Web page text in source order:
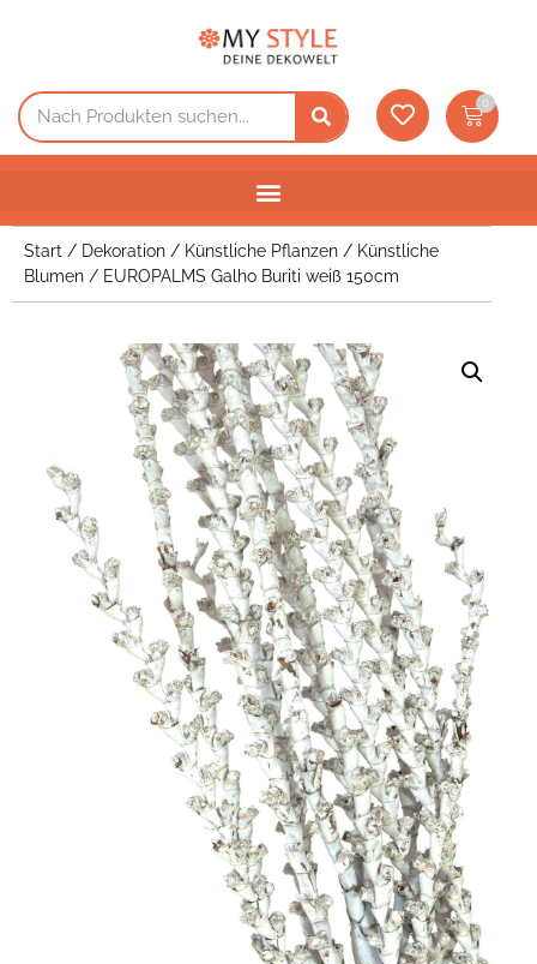
0
Start / Dekoration / Künstliche Pflanzen / Künstliche
Blumen / EUROPALMS Galho Buriti weiß 150cm